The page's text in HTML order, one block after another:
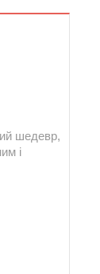
шедевр,
і